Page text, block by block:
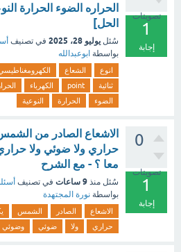
تصويتات
1
إجابة
الحراره الضوء الحرارة
الحل]
سُئل يوليو 28، 2025 في تصنيف
بواسطة ابوعبدالله
انوع الشعاع
ثنائية
point الكهرباء
الضوء
الحرارة النوعية
0
تصويتات
1
إجابة
الاشعاع الصادر من
حراري ولا ضوئي ولا
معا ؟ - مع الشرح
سُئل منذ 9 ساعات في تصنيف
بواسطة نورة المجتهدة
الاشعاع الصادر الشمس
حراري
ولا ضوئي وضوئي